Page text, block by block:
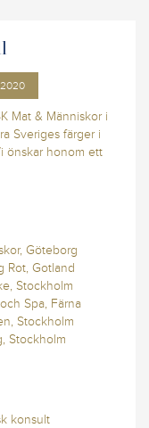
Mat & Människor i
Sveriges färger i
önskar honom ett
Göteborg
Rot, Gotland
Stockholm
Spa, Färna
Stockholm
Stockholm
konsult